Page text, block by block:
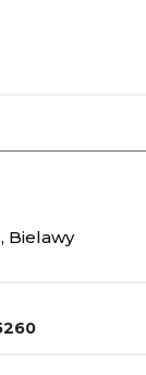
Bielawy